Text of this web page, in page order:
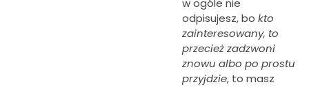
odpisujesz, bo kto
zainteresowany, to
przecież zadzwoni
znowu albo po prostu
przyjdzie, to masz